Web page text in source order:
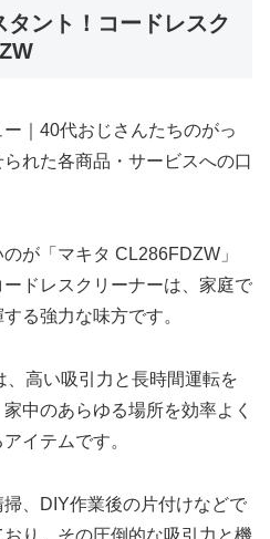
ント！コードレスク
｜40代おじさんたちのがっ
れた各商品・サービスへの口
が「マキタ CL286FDZW」
ドレスクリーナーは、家庭で
る強力な味方です。
、高い吸引力と長時間運転を
中のあらゆる場所を効率よく
イテムです。
、DIY作業後の片付けなどで
り、その圧倒的な吸引力と機